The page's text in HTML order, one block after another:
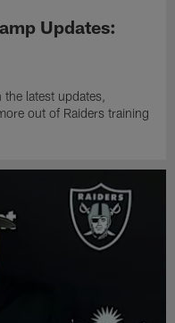
Updates:
latest updates,
out of Raiders training